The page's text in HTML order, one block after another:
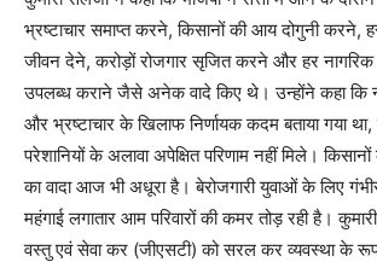
भ्रष्टाचार समाप्त करने, किसानों की आय दोगुनी करने,
जीवन देने, करोड़ों रोजगार सृजित करने और हर
उपलब्ध कराने जैसे अनेक वादे किए थे। उन्होंने कहा कि
और भ्रष्टाचार के खिलाफ निर्णायक कदम बताया गया
परेशानियों के अलावा अपेक्षित परिणाम नहीं मिले।
का वादा आज भी अधूरा है। बेरोजगारी युवाओं के लिए
महंगाई लगातार आम परिवारों की कमर तोड़ रही है।
वस्तु एवं सेवा कर (जीएसटी) को सरल कर व्यवस्था के